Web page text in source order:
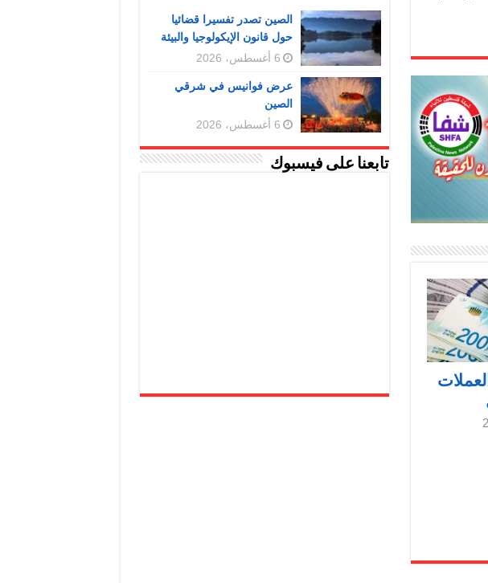
الصين تصدر تفسيرا قضائيا
حول قانون الإيكولوجيا والبيئة
6 أغسطس، 2026
عرض فوانيس في شرقي
الصين
6 أغسطس، 2026
تابعنا على فيسبوك